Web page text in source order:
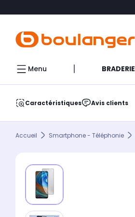
Menu BRADERIE
Caractéristiques Avis clients
Accueil Smartphone - Téléphonie